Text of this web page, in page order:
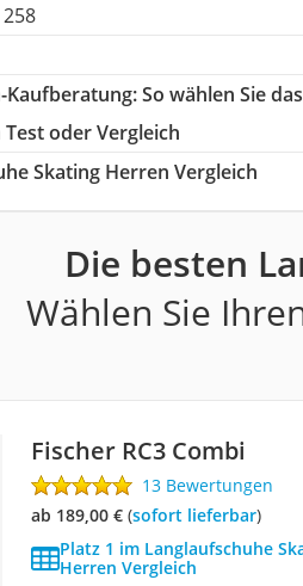
Kaufberatung: So wählen Sie
oder Vergleich
Skating Herren Vergleich
Die besten
Wählen Sie
Fischer RC3 Combi
13 Bewertungen
ab 189,00 €( Sofort lieferbar)
Platz 1 im Langlaufschuhe
Herren Vergleich